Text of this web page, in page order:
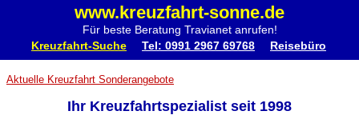
www.kreuzfahrt-sonne.de
Für beste Beratung Travianet anrufen!
Kreuzfahrt-Suche Tel: 0991 2967 69768 Reisebüro
Aktuelle Kreuzfahrt Sonderangebote
Ihr Kreuzfahrtspezialist seit 1998